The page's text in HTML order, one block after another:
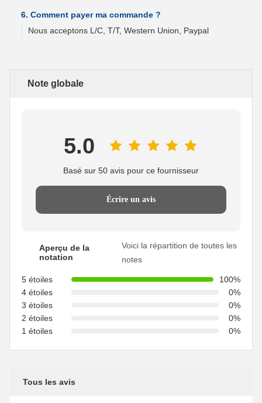
6. Comment payer ma commande ?
Nous acceptons L/C, T/T, Western Union, Paypal
Note globale
5.0
Basé sur 50 avis pour ce fournisseur
Écrire un avis
Aperçu de la
notation
Voici la répartition de toutes les
notes
5 étoiles
100%
4 étoiles
0%
3 étoiles
0%
2 étoiles
0%
1 étoiles
0%
Tous les avis